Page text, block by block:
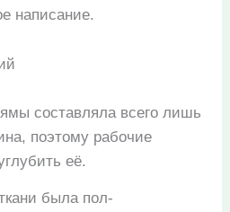
написание.
составляла всего лишь
поэтому рабочие
её.
была пол-